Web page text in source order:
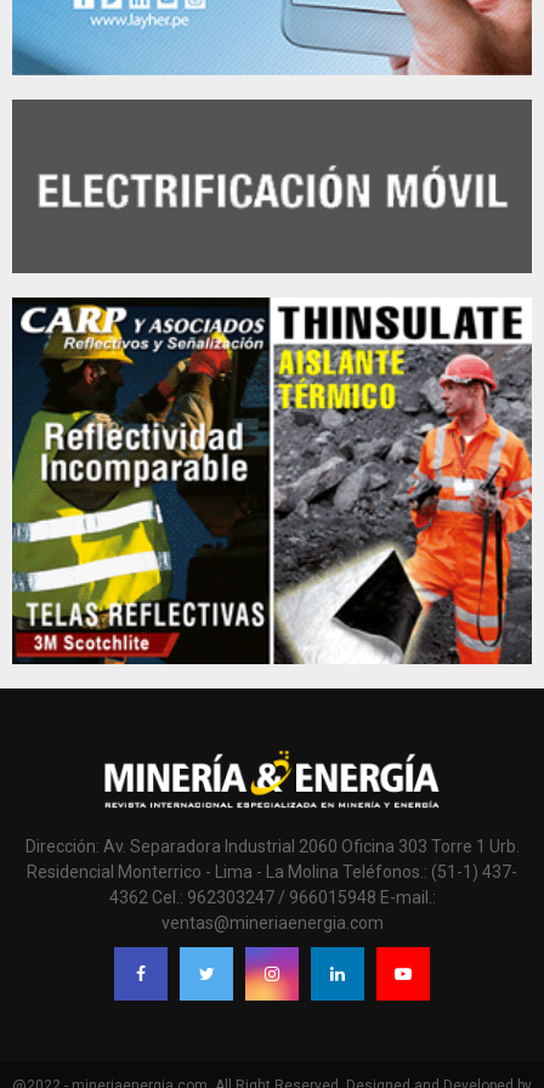
Dirección: Av. Separadora Industrial 2060 Oficina 303 Torre 1 Urb.
Residencial Monterrico - Lima - La Molina Teléfonos.: (51-1) 437-
4362 Cel.: 962303247 / 966015948 E-mail.:
ventas@mineriaenergia.com